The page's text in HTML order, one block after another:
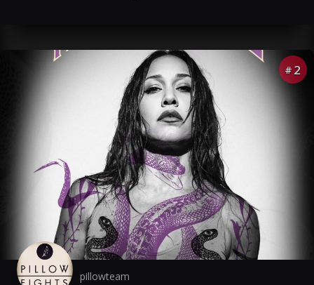
# 2
pillowteam